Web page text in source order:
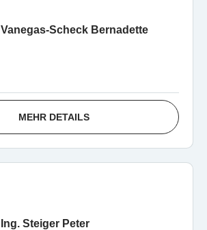
Vanegas-Scheck Bernadette
MEHR DETAILS
Ing. Steiger Peter